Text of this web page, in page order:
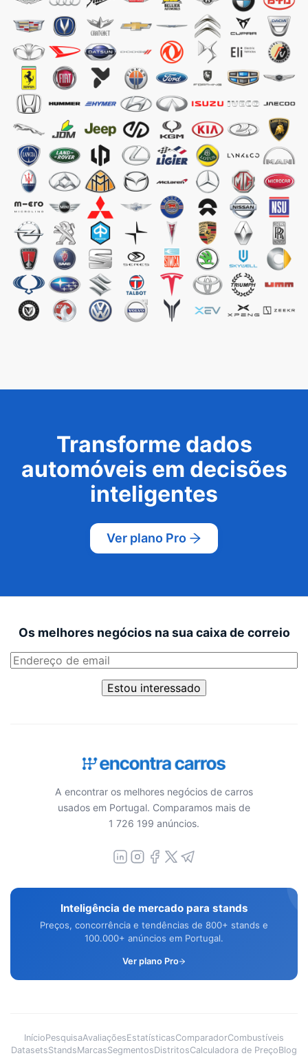
Transforme dados
automóveis em decisões
inteligentes
Ver plano Pro
Os melhores negócios na sua caixa de correio
Estou interessado
A encontrar os melhores negócios de carros
usados em Portugal. Comparamos mais de
1 726 199 anúncios.
Inteligência de mercado para stands
Preços, concorrência e tendências de 800+ stands e
100.000+ anúncios em Portugal.
Ver plano Pro
InícioPesquisaAvaliaçõesEstatísticasComparadorCombustíveis
DatasetsStandsMarcasSegmentosDistritosCalculadora de PreçoBlog